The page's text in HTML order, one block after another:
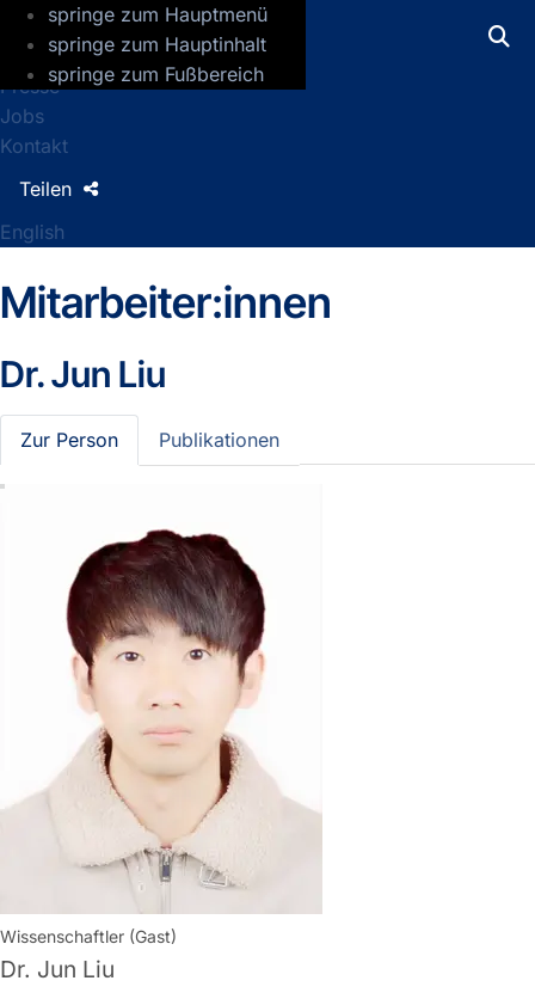
springe zum Hauptmenü
springe zum Hauptinhalt
springe zum Fußbereich
GFZ Helmholtz-Zentrum für
Presse
Jobs
Kontakt
English
Teilen
Mitarbeiter:innen
Dr.Jun Liu
Zur Person Publikationen
Wissenschaftler (Gast)
Dr. Jun Liu